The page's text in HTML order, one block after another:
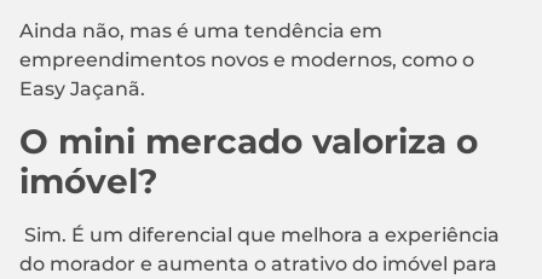
Ainda não, mas é uma tendência em
empreendimentos novos e modernos, como o
Easy Jaçanã.
O mini mercado valoriza o
imóvel?
Sim. É um diferencial que melhora a experiência
do morador e aumenta o atrativo do imóvel para